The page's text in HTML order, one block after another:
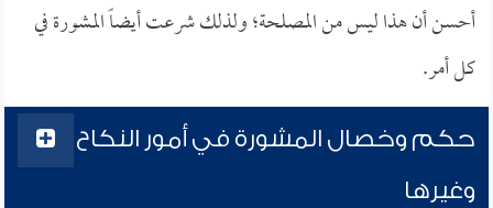
أحسن أن هذا ليس من المصلحة؛ ولذلك شرعت أيضاً المشورة في
كل أمر.
حكم وخصال المشورة في أمور النكاح
وغيرها